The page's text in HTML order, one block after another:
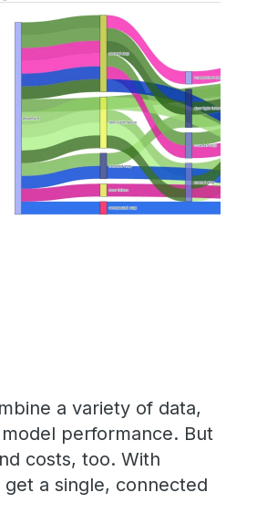
a variety of data,
performance. But
costs, too. With
a single, connected